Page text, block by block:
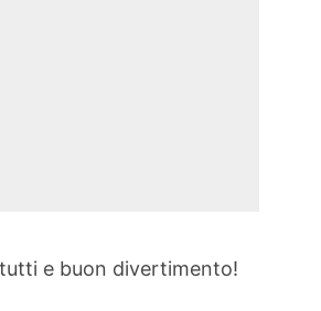
e buon divertimento!